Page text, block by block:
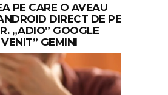
PE CARE O AVEAU
DIRECT DE PE
„ADIO” GOOGLE
GEMINI